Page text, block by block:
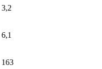
3,2
6,1
163